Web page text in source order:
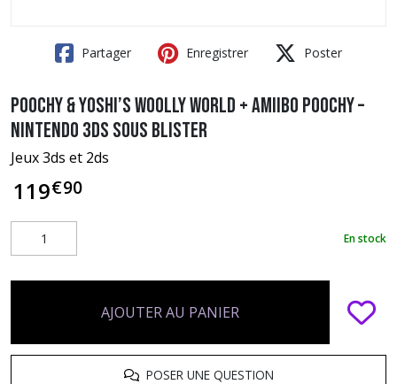
Partager Enregistrer Poster
Poochy & Yoshi’s Woolly World + Amiibo Poochy –
Nintendo 3DS sous blister
Jeux 3ds et 2ds
119€90
En stock
AJOUTER AU PANIER
POSER UNE QUESTION